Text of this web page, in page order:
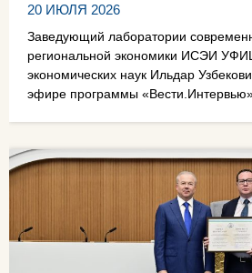
20 ИЮЛЯ 2026
Заведующий лаборатории
региональной экономики ИСЭИ
экономических наук Ильдар
эфире программы